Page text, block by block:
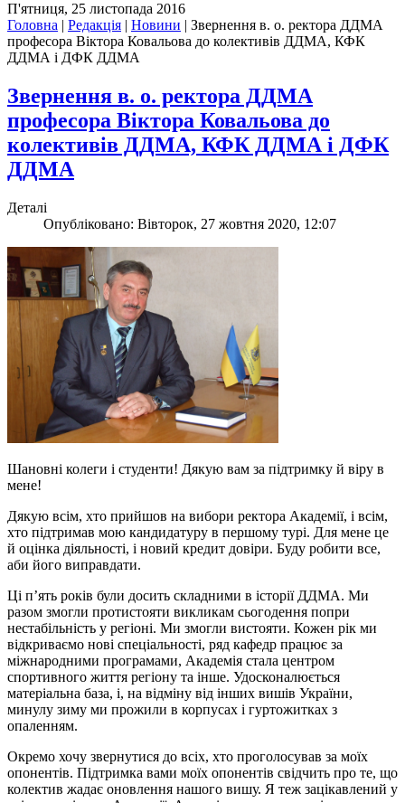
П'ятниця, 25 листопада 2016
Головна | Редакція | Новини | Звернення в. о. ректора ДДМА
професора Віктора Ковальова до колективів ДДМА, КФК
ДДМА і ДФК ДДМА
Звернення в. о. ректора ДДМА
професора Віктора Ковальова до
колективів ДДМА, КФК ДДМА і ДФК
ДДМА
Деталі
Опубліковано: Вівторок, 27 жовтня 2020, 12:07
Шановні колеги і студенти! Дякую вам за підтримку й віру в
мене!
Дякую всім, хто прийшов на вибори ректора Академії, і всім,
хто підтримав мою кандидатуру в першому турі. Для мене це
й оцінка діяльності, і новий кредит довіри. Буду робити все,
аби його виправдати.
Ці п’ять років були досить складними в історії ДДМА. Ми
разом змогли протистояти викликам сьогодення попри
нестабільність у регіоні. Ми змогли вистояти. Кожен рік ми
відкриваємо нові спеціальності, ряд кафедр працює за
міжнародними програмами, Академія стала центром
спортивного життя регіону та інше. Удосконалюється
матеріальна база, і, на відміну від інших вишів України,
минулу зиму ми прожили в корпусах і гуртожитках з
опаленням.
Окремо хочу звернутися до всіх, хто проголосував за моїх
опонентів. Підтримка вами моїх опонентів свідчить про те, що
колектив жадає оновлення нашого вишу. Я теж зацікавлений у